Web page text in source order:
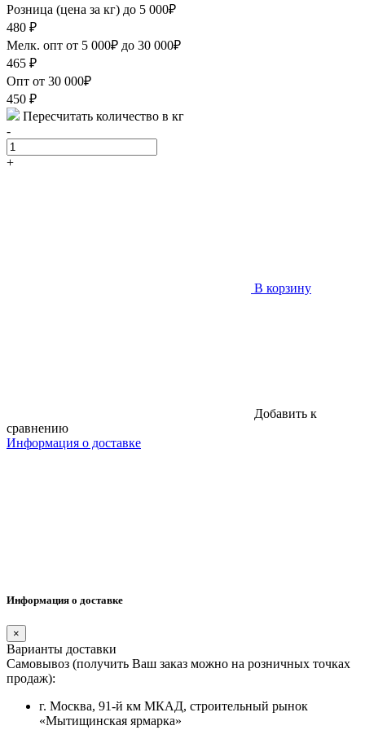
Розница (цена за кг) до 5 000₽
480 ₽
Мелк. опт от 5 000₽ до 30 000₽
465 ₽
Опт от 30 000₽
450 ₽
Пересчитать количество в кг
-
+
В корзину
Добавить к
сравнению
Информация о доставке
Информация о доставке
×
Варианты доставки
Самовывоз (получить Ваш заказ можно на розничных точках
продаж):
г. Москва, 91-й км МКАД, строительный рынок
«Мытищинская ярмарка»